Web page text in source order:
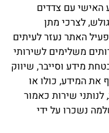
האישי עם צדדים
לצרכי מתן
האתר נעזר לעיתים
משלימים לשירותי
מידע וסייבר, שיווק
את המידע, כולו או
שירות כאמור
נשכרו על ידי